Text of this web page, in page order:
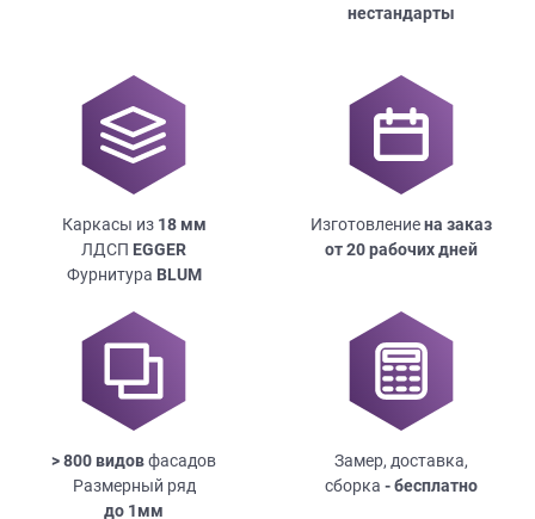
нестандарты
Каркасы из 18мм
ЛДСП EGGER
Фурнитура BLUM
Изготовлениена заказ
от 20 рабочих дней
> 800 видовфасадов
Размерный ряд
до 1мм
Замер, доставка,
сборка - бесплатно